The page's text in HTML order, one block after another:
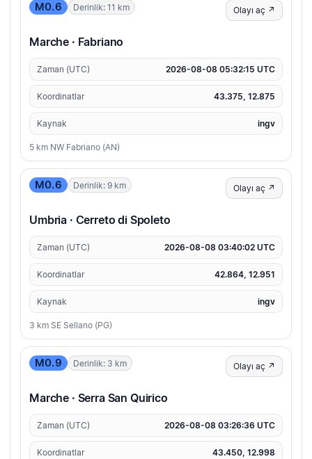
M0.6 Derinlik: 11 km Olayı aç ↗
Marche · Fabriano
Zaman (UTC) 2026-08-08 05:32:15 UTC
Koordinatlar 43.375, 12.875
Kaynak ingv
5 km NW Fabriano (AN)
M0.6 Derinlik: 9 km Olayı aç ↗
Umbria · Cerreto di Spoleto
Zaman (UTC) 2026-08-08 03:40:02 UTC
Koordinatlar 42.864, 12.951
Kaynak ingv
3 km SE Sellano (PG)
M0.9 Derinlik: 3 km Olayı aç ↗
Marche · Serra San Quirico
Zaman (UTC) 2026-08-08 03:26:36 UTC
Koordinatlar 43.450, 12.998